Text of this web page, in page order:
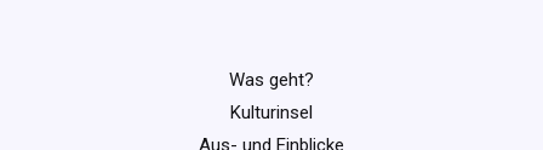
Was geht?
Kulturinsel
Aus- und Einblicke